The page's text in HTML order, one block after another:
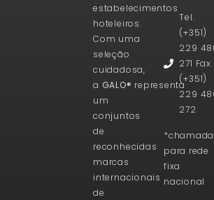
estabelecimentos
hoteleiros.
Com uma
seleção
cuidadosa,
a GALO® representa
um
conjuntos
de
reconhecidas
marcas
internacionais
de
Tel.
(+351)
229
271 Fax.
(+351)
229
272
*chamada
para rede
fixa
nacional